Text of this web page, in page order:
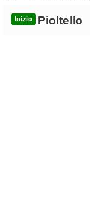
Inizio Pioltello